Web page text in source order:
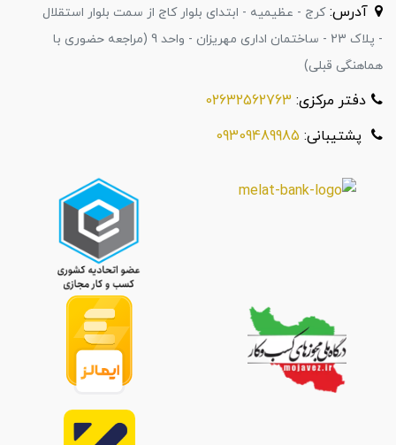
آدرس:کرج - عظیمیه - ابتدای بلوار کاج از سمت بلوار استقلال
- پلاک 23 - ساختمان اداری مهریزان - واحد 9 (مراجعه حضوری با
هماهنگی قبلی)
دفتر مرکزی: 02632562763
پشتیبانی: 09309489985